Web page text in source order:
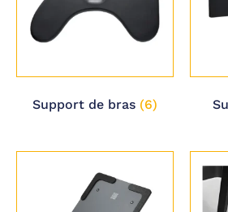
Support de bras (6)